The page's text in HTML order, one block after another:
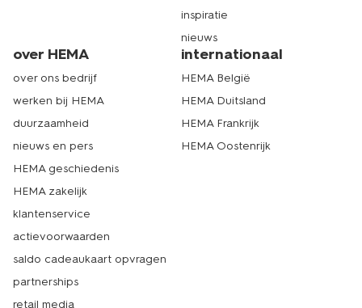
inspiratie
nieuws
over HEMA
over ons bedrijf
werken bij HEMA
duurzaamheid
nieuws en pers
HEMA geschiedenis
HEMA zakelijk
klantenservice
actievoorwaarden
saldo cadeaukaart opvragen
partnerships
retail media
internationaal
HEMA België
HEMA Duitsland
HEMA Frankrijk
HEMA Oostenrijk